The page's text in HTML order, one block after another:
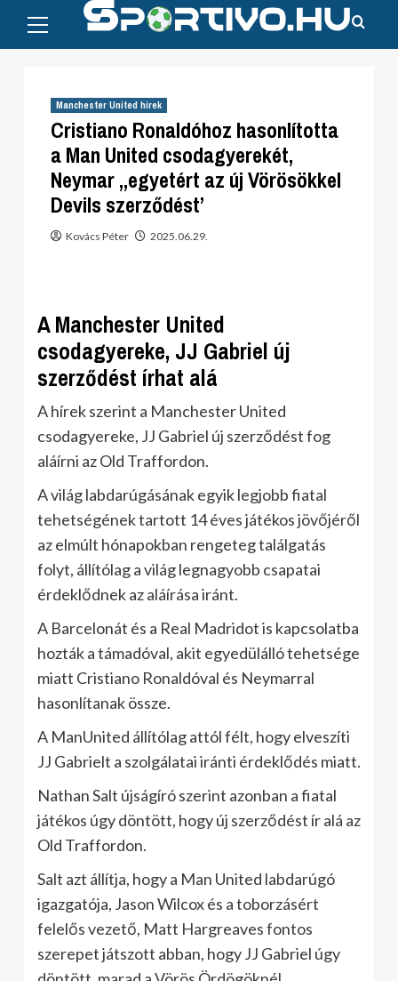
content
Menu
Manchester United hírek
Cristiano Ronaldóhoz hasonlította
a Man United csodagyerekét,
Neymar „egyetért az új Vörösökkel
Devils szerződést’
Kovács Péter 2025.06.29.
A Manchester United
csodagyereke, JJ Gabriel új
szerződést írhat alá
A hírek szerint a Manchester United
csodagyereke, JJ Gabriel új szerződést fog
aláírni az Old Traffordon.
A világ labdarúgásának egyik legjobb fiatal
tehetségének tartott 14 éves játékos jövőjéről
az elmúlt hónapokban rengeteg találgatás
folyt, állítólag a világ legnagyobb csapatai
érdeklődnek az aláírása iránt.
A Barcelonát és a Real Madridot is kapcsolatba
hozták a támadóval, akit egyedülálló tehetsége
miatt Cristiano Ronaldóval és Neymarral
hasonlítanak össze.
A ManUnited állítólag attól félt, hogy elveszíti
JJ Gabrielt a szolgálatai iránti érdeklődés miatt.
Nathan Salt újságíró szerint azonban a fiatal
játékos úgy döntött, hogy új szerződést ír alá az
Old Traffordon.
Salt azt állítja, hogy a Man United labdarúgó
igazgatója, Jason Wilcox és a toborzásért
felelős vezető, Matt Hargreaves fontos
szerepet játszott abban, hogy JJ Gabriel úgy